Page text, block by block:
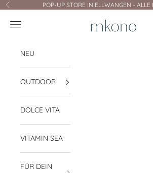
Zum Inhalt springen
Zurück POP-UP STORE IN ELLWANGEN - ALLE
mkono
Navigationsmenü öffnen
NEU
OUTDOOR
DOLCE VITA
VITAMIN SEA
FÜR DEIN